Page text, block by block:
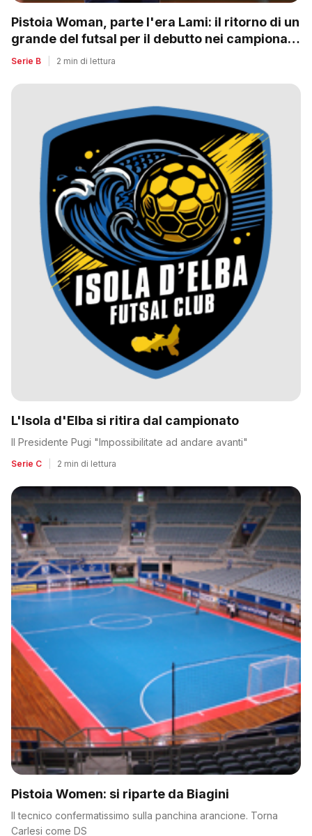
Pistoia Woman, parte l'era Lami: il ritorno di un
grande del futsal per il debutto nei campionati
nazionali
Serie B 2 min di lettura
L'Isola d'Elba si ritira dal campionato
Il Presidente Pugi "Impossibilitate ad andare avanti"
Serie C 2 min di lettura
Pistoia Women: si riparte da Biagini
Il tecnico confermatissimo sulla panchina arancione. Torna
Carlesi come DS